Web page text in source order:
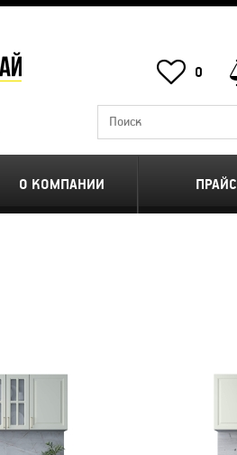
0
О КОМПАНИИ ПРАЙС